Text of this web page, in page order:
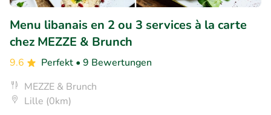
Menu libanais en 2 ou 3 services à la carte
chez MEZZE & Brunch
9.6 Perfekt • 9 Bewertungen
MEZZE & Brunch
Lille (0km)